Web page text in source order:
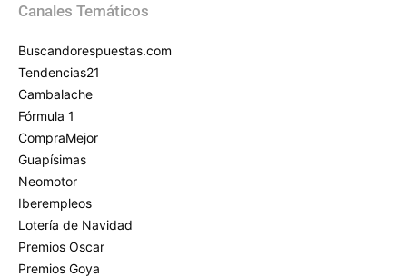
Canales Temáticos
Buscandorespuestas.com
Tendencias21
Cambalache
Fórmula 1
CompraMejor
Guapísimas
Neomotor
Iberempleos
Lotería de Navidad
Premios Oscar
Premios Goya